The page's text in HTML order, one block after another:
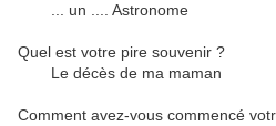
... un .... Astronome
Quel est votre pire souvenir ?
Le décès de ma maman
Comment avez-vous commencé